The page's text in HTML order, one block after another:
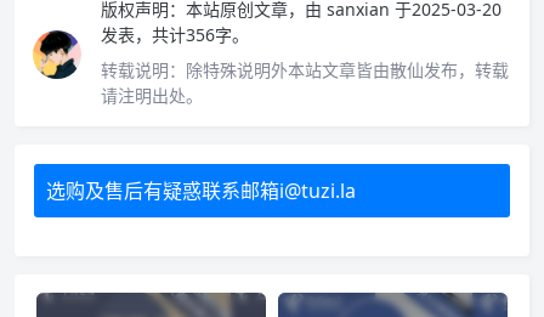
版权声明： 本站原创文章，由 sanxian 于2025-03-20
发表，共计356字。
转载说明： 除特殊说明外本站文章皆由散仙发布，转载
请注明出处。
选购及售后有疑惑联系邮箱i@tuzi.la